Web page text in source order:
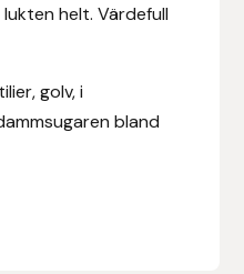
helt. Värdefull
golv, i
bland